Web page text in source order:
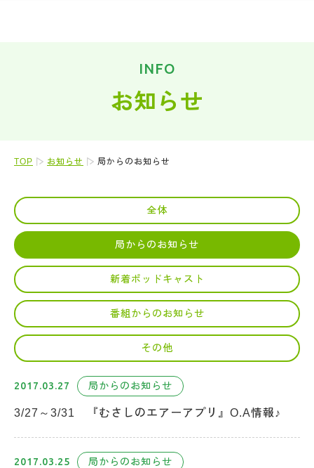
INFO
お知らせ
TOP お知らせ 局からのお知らせ
全体
局からのお知らせ
新着ポッドキャスト
番組からのお知らせ
その他
2017.03.27 局からのお知らせ
3/27～3/31 『むさしのエアーアプリ』O.A情報♪
2017.03.25 局からのお知らせ